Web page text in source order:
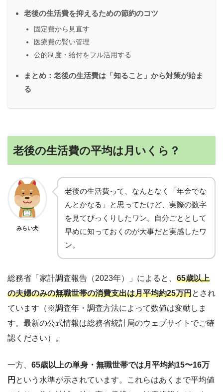
老後の生活費を抑えるための節約のコツ
固定費から見直す
医療費の賢い管理
公的制度・給付をフル活用する
まとめ：老後の生活費は「知ること」から対策が始ま
る
老後の生活費の平均は月いくら？
みらい犬
老後の生活費って、なんとなく「年金でな
んとかなる」と思ってたけど、実際の数字
を見てびっくりしたワン。自分ごととして
早めに知っておくのが大事だと実感したワ
ン。
総務省「家計調査報告（2023年）」によると、 65歳以上
の夫婦のみの無職世帯の消費支出は月平均約25万円とされ
ています（※調査年・調査方法によって数値は変動しま
す。最新の公式情報は総務省統計局のウェブサイトでご確
認ください）。
一方、 65歳以上の単身・無職世帯では月平均約15〜16万
円 という水準が示されています。これらはあくまで平均値